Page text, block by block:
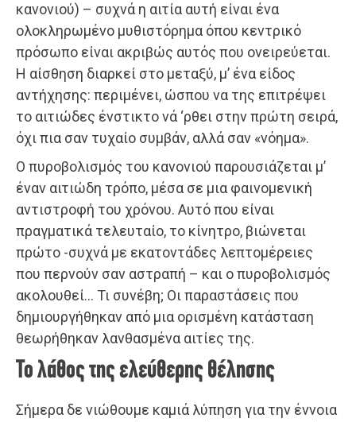
κανονιού) – συχνά η αιτία αυτή είναι ένα
ολοκληρωμένο μυθιστόρημα όπου κεντρικό
πρόσωπο είναι ακριβώς αυτός που ονειρεύεται.
Η αίσθηση διαρκεί στο μεταξύ, μ’ ένα είδος
αντήχησης: περιμένει, ώσπου να της επιτρέψει
το αιτιώδες ένστικτο νά ‘ρθει στην πρώτη σειρά,
όχι πια σαν τυχαίο συμβάν, αλλά σαν «νόημα».
Ο πυροβολισμός του κανονιού παρουσιάζεται μ’
έναν αιτιώδη τρόπο, μέσα σε μια φαινομενική
αντιστροφή του χρόνου. Αυτό που είναι
πραγματικά τελευταίο, το κίνητρο, βιώνεται
πρώτο -συχνά με εκατοντάδες λεπτομέρειες
που περνούν σαν αστραπή – και ο πυροβολισμός
ακολουθεί… Τι συνέβη; Οι παραστάσεις που
δημιουργήθηκαν από μια ορισμένη κατάσταση
θεωρήθηκαν λανθασμένα αιτίες της.
Το λάθος της ελεύθερης θέλησης
Σήμερα δε νιώθουμε καμιά λύπηση για την έννοια